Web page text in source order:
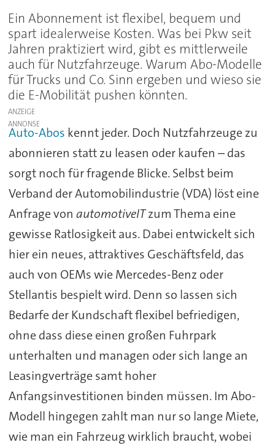
Ein Abonnement ist flexibel, bequem und
spart idealerweise Kosten. Was bei Pkw seit
Jahren praktiziert wird, gibt es mittlerweile
auch für Nutzfahrzeuge. Warum Abo-Modelle
für Trucks und Co. Sinn ergeben und wieso sie
die E-Mobilität pushen könnten.
ANZEIGE
Auto-Abos kennt jeder. Doch Nutzfahrzeuge zu
abonnieren statt zu leasen oder kaufen – das
sorgt noch für fragende Blicke. Selbst beim
Verband der Automobilindustrie (VDA) löst eine
Anfrage von automotiveITzum Thema eine
gewisse Ratlosigkeit aus. Dabei entwickelt sich
hier ein neues, attraktives Geschäftsfeld, das
auch von OEMs wie Mercedes-Benz oder
Stellantis bespielt wird. Denn so lassen sich
Bedarfe der Kundschaft flexibel befriedigen,
ohne dass diese einen großen Fuhrpark
unterhalten und managen oder sich lange an
Leasingverträge samt hoher
Anfangsinvestitionen binden müssen. Im Abo-
Modell hingegen zahlt man nur so lange Miete,
wie man ein Fahrzeug wirklich braucht, wobei